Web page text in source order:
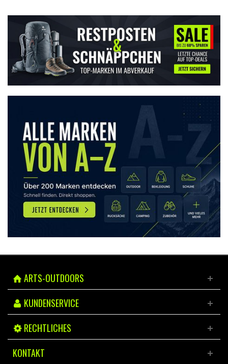
ARTS-OUTDOORS
KUNDENSERVICE
RECHTLICHES
KONTAKT